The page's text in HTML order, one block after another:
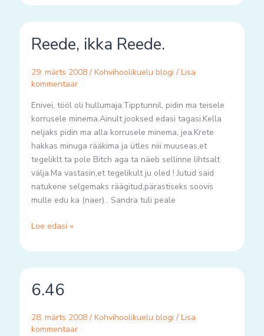
Reede, ikka Reede.
29. märts 2008 / Kohvihoolikuelu blogi / Lisa
kommentaar
Enivei, tööl oli hullumaja.Tipptunnil, pidin ma teisele
korrusele minema.Ainult jooksed edasi tagasi.Kella
neljaks pidin ma alla korrusele minema, jea.Krete
hakkas minuga rääkima ja ütles niii muuseas,et
tegeliklt ta pole Bitch aga ta näeb sellinne lihtsalt
välja.Ma vastasin,et tegelikult ju oled ! Jutud said
natukene selgemaks räägitud,pärastiseks soovis
mulle edu ka (naer) . Sandra tuli peale
ikka
Loe edasi »
6.46
28. märts 2008 / Kohvihoolikuelu blogi / Lisa
kommentaar